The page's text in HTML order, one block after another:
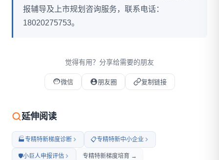
报辅导及上市规划咨询服务，联系电话：
18020275753。
觉得有用？分享给需要的朋友
微信 朋友圈 复制链接
微信扫码打开本文
延伸阅读
🏭专精特新梯度诊断 📋专精特新中小企业
🛡️小巨人申报评估 专精特新梯度培育 →